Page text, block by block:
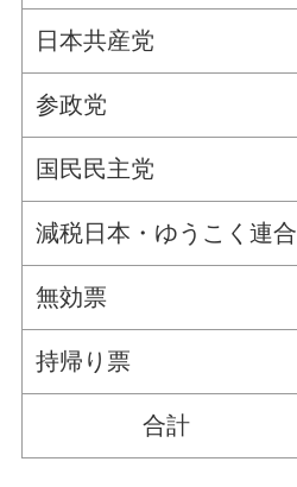
日本共産党
参政党
国民民主党
減税日本・ゆうこく連合
無効票
持帰り票
合計